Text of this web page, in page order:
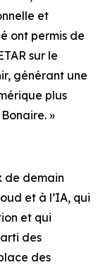
et
ont permis de
sur le
générant une
plus
»
de demain
et à l’IA, qui
et qui
des
des